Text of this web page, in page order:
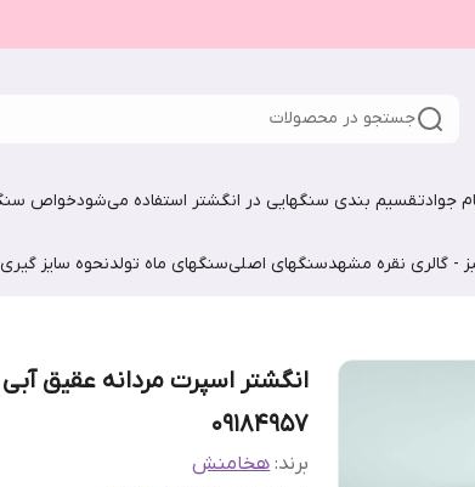
جستجو در محصولات
جوادتقسیم بندی سنگهایی در انگشتر استفاده می‌شودخواص
- گالری نقره مشهدسنگهای اصلیسنگهای ماه تولدنحوه سایز
انگشتر اسپرت مردانه عقیق
09184957
برند: هخامنش